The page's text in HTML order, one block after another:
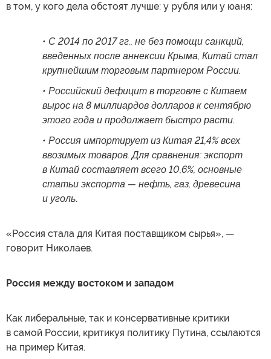
в том, у кого дела обстоят лучше: у рубля или у юаня:
• С 2014 по 2017 гг., не без помощи санкций,
введенных после аннексии Крыма, Китай стал
крупнейшим торговым партнером России.
• Российский дефицит в торговле с Китаем
вырос на 8 миллиардов долларов к сентябрю
этого года и продолжает быстро расти.
• Россия импортирует из Китая 21,4% всех
ввозимых товаров. Для сравнения: экспорт
в Китай составляет всего 10,6%, основные
статьи экспорта — нефть, газ, древесина
и уголь.
«Россия стала для Китая поставщиком сырья», —
говорит Николаев.
Россия между востоком и западом
Как либеральные, так и консервативные критики
в самой России, критикуя политику Путина, ссылаются
на пример Китая.